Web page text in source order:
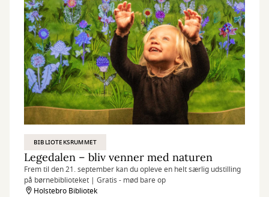
BIBLIOTEKSRUMMET
Legedalen – bliv venner med naturen
Frem til den 21. september kan du opleve en helt særlig udstilling
på børnebiblioteket | Gratis - mød bare op
Holstebro Bibliotek